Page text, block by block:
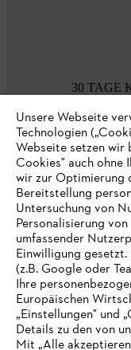
30 TAGE
Unternehmen
Unsere Webseite
Technologien
Webseite setzen
Cookies" auch ohne
wir zur Optimierung
Bereitstellung
Untersuchung von
Personalisierung
umfassender
Einwilligung
(z.B. Google oder
Ihre
Europäischen
„Einstellungen" und
Details zu den von
Mit „Alle